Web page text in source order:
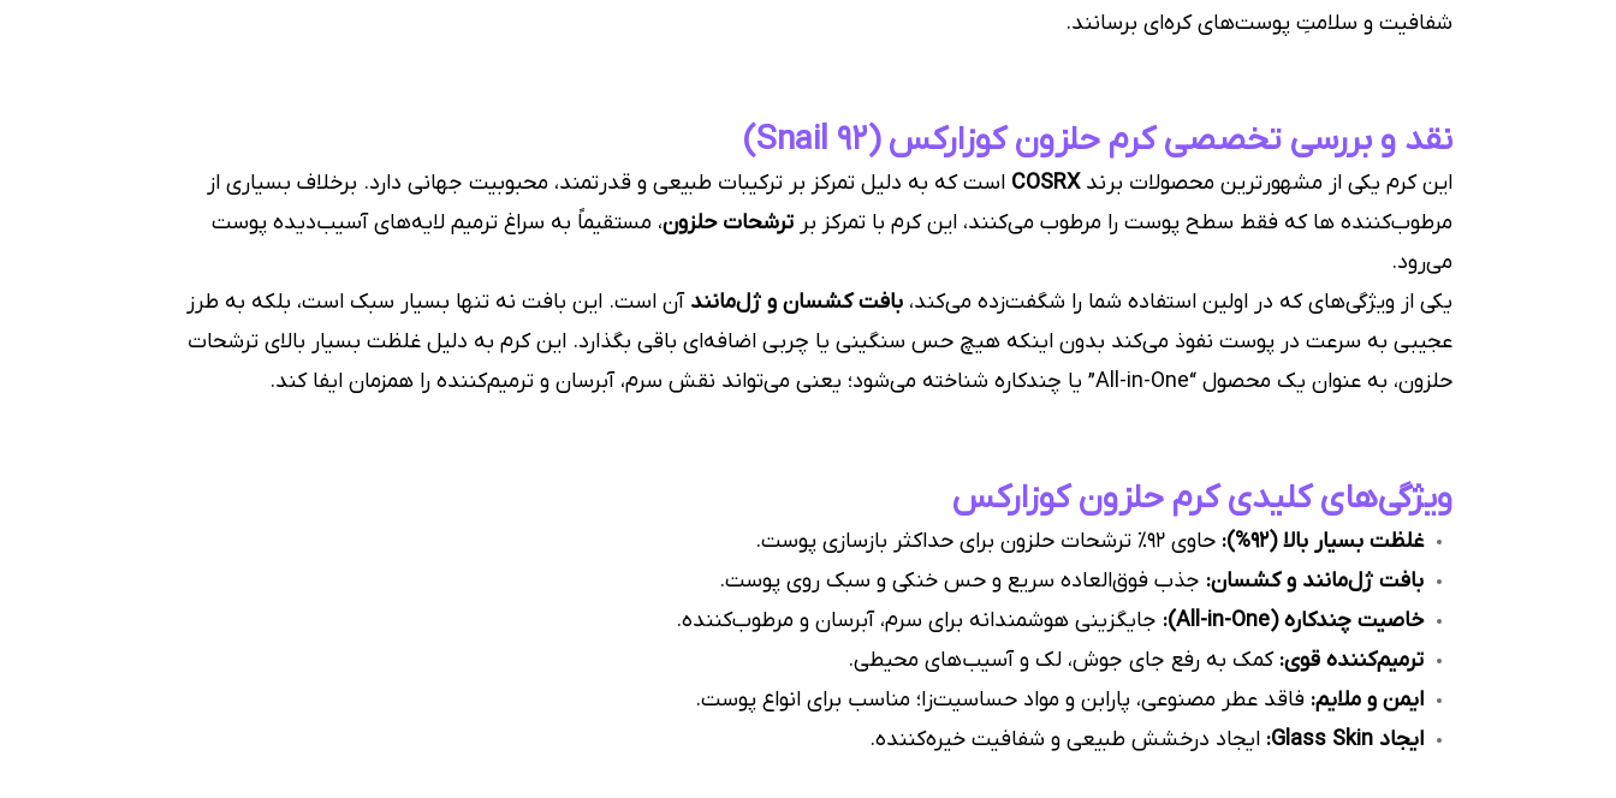
شفافیت و سلامتِ پوست‌های کره‌ای برسانند.
نقد و بررسی تخصصی کرم حلزون کوزارکس (Snail 92)
این کرم یکی از مشهورترین محصولات برندCOSRX است که به دلیل تمرکز بر ترکیبات طبیعی و قدرتمند، محبوبیت جهانی دارد. برخلاف بسیاری از
مرطوب‌کننده ها که فقط سطح پوست را مرطوب می‌کنند، این کرم با تمرکز بر ترشحات حلزون، مستقیماً به سراغ ترمیم لایه‌های آسیب‌دیده پوست
می‌رود.
یکی از ویژگی‌های که در اولین استفاده شما را شگفت‌زده می‌کند، بافت کشسان و ژل‌مانند آن است. این بافت نه تنها بسیار سبک است، بلکه به طرز
عجیبی به سرعت در پوست نفوذ می‌کند بدون اینکه هیچ حس سنگینی یا چربی اضافه‌ای باقی بگذارد. این کرم به دلیل غلظت بسیار بالای ترشحات
حلزون، به عنوان یک محصول “All-in-One” یا چندکاره شناخته می‌شود؛ یعنی می‌تواند نقش سرم، آبرسان و ترمیم‌کننده را همزمان ایفا کند.
ویژگی‌های کلیدی کرم حلزون کوزارکس
غلظت بسیار بالا (92%):
حاوی ۹۲٪ ترشحات حلزون برای حداکثر بازسازی پوست.
بافت ژل‌مانند و کشسان: جذب فوق‌العاده سریع و حس خنکی و سبک روی پوست.
خاصیت چندکاره (All-in-One):
جایگزینی هوشمندانه برای سرم، آبرسان و مرطوب‌کننده.
ترمیم‌کننده قوی: کمک به رفع جای جوش، لک و آسیب‌های محیطی.
ایمن و ملایم: فاقد عطر مصنوعی، پارابن و مواد حساسیت‌زا؛ مناسب برای انواع پوست.
ایجاد Glass Skin:
ایجاد درخشش طبیعی و شفافیت خیره‌کننده.